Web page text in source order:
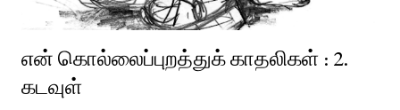
என் கொல்லைப்புறத்துக் காதலிகள் : 2.
கடவுள்